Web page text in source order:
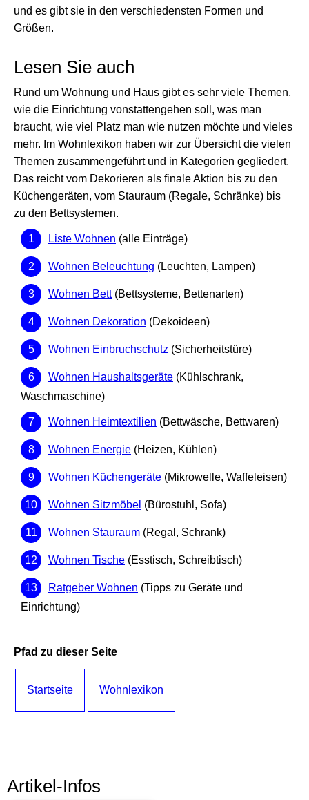
und es gibt sie in den verschiedensten Formen und
Größen.
Lesen Sie auch
Rund um Wohnung und Haus gibt es sehr viele Themen,
wie die Einrichtung vonstattengehen soll, was man
braucht, wie viel Platz man wie nutzen möchte und vieles
mehr. Im Wohnlexikon haben wir zur Übersicht die vielen
Themen zusammengeführt und in Kategorien gegliedert.
Das reicht vom Dekorieren als finale Aktion bis zu den
Küchengeräten, vom Stauraum (Regale, Schränke) bis
zu den Bettsystemen.
Liste Wohnen (alle Einträge)
Wohnen Beleuchtung (Leuchten, Lampen)
Wohnen Bett(Bettsysteme, Bettenarten)
Wohnen Dekoration (Dekoideen)
Wohnen Einbruchschutz (Sicherheitstüre)
Wohnen Haushaltsgeräte (Kühlschrank,
Waschmaschine)
Wohnen Heimtextilien (Bettwäsche, Bettwaren)
Wohnen Energie (Heizen, Kühlen)
Wohnen Küchengeräte (Mikrowelle, Waffeleisen)
Wohnen Sitzmöbel (Bürostuhl, Sofa)
Wohnen Stauraum (Regal, Schrank)
Wohnen Tische (Esstisch, Schreibtisch)
Ratgeber Wohnen (Tipps zu Geräte und
Einrichtung)
Pfad zu dieser Seite
Startseite Wohnlexikon
Artikel-Infos